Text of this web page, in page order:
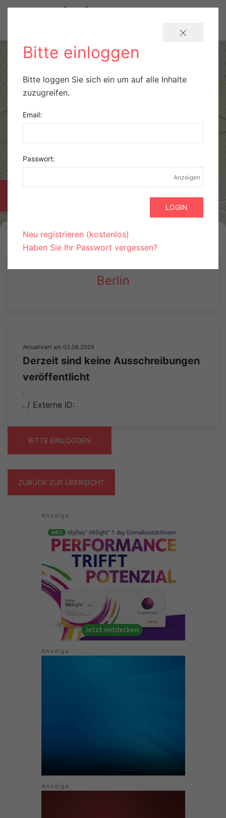
Berlin
Aktualisiert am 03.08.2026
Derzeit sind keine Ausschreibungen
veröffentlicht
.
. / Externe ID:
BITTE EINLOGGEN
ZURÜCK ZUR ÜBERSICHT
Bitte einloggen
Bitte loggen Sie sich ein um auf alle Inhalte
zuzugreifen.
Email:
Passwort:
Anzeigen
Neu registrieren (kostenlos)
Haben Sie Ihr Passwort vergessen?